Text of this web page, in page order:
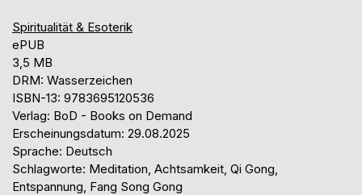
Spiritualität & Esoterik
ePUB
3,5 MB
DRM: Wasserzeichen
ISBN-13: 9783695120536
Verlag: BoD - Books on Demand
Erscheinungsdatum: 29.08.2025
Sprache: Deutsch
Schlagworte: Meditation, Achtsamkeit, Qi Gong,
Entspannung, Fang Song Gong